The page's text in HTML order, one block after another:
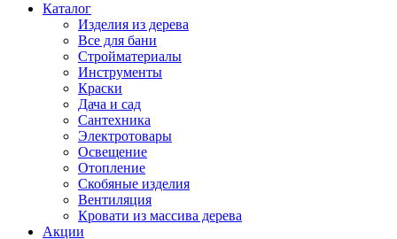
Каталог
Изделия из дерева
Все для бани
Стройматериалы
Инструменты
Краски
Дача и сад
Сантехника
Электротовары
Освещение
Отопление
Скобяные изделия
Вентиляция
Кровати из массива дерева
Акции